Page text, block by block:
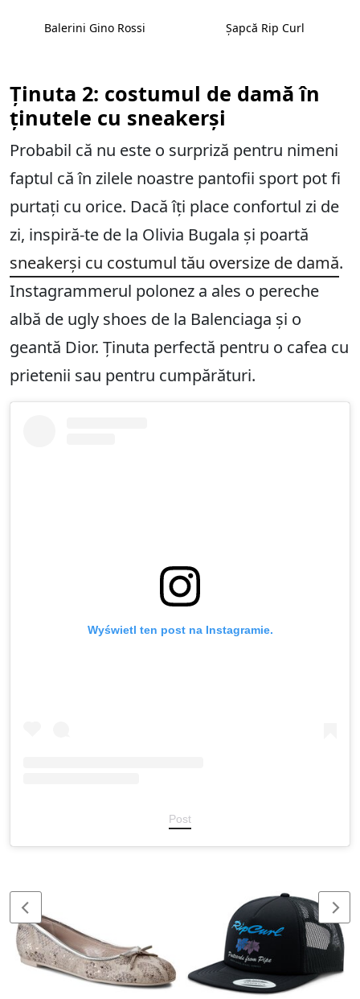
Balerini Gino Rossi Șapcă Rip Curl
Ținuta 2: costumul de damă în
ținutele cu sneakerși
Probabil că nu este o surpriză pentru nimeni
faptul că în zilele noastre pantofii sport pot fi
purtați cu orice. Dacă îți place confortul zi de
zi, inspiră-te de la Olivia Bugala și poartă
sneakerși cu costumul tău oversize de damă.
Instagrammerul polonez a ales o pereche
albă de ugly shoes de la Balenciaga și o
geantă Dior. Ținuta perfectă pentru o cafea cu
prietenii sau pentru cumpărături.
Wyświetl ten post na Instagramie.
Post